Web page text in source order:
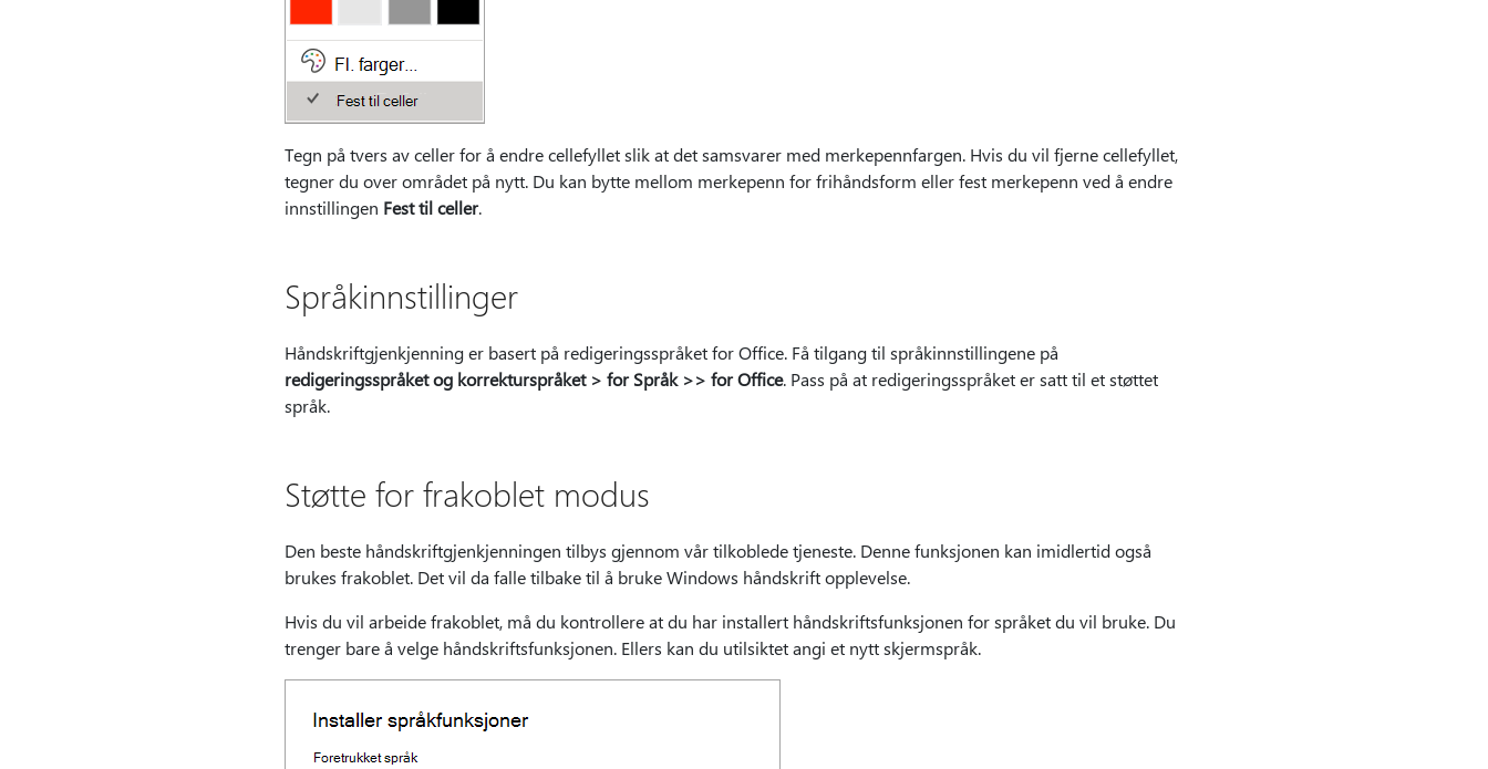
Tegn på tvers av celler for å endre cellefyllet slik at det samsvarer med merkepennfargen. Hvis du vil fjerne cellefyllet,
tegner du over området på nytt. Du kan bytte mellom merkepenn for frihåndsform eller fest merkepenn ved å endre
innstillingen Fest til celler.
Språkinnstillinger
Håndskriftgjenkjenning er basert på redigeringsspråket for Office. Få tilgang til språkinnstillingene på
redigeringsspråket og korrekturspråket > for Språk >> for Office. Pass på at redigeringsspråket er satt til et støttet
språk.
Støtte for frakoblet modus
Den beste håndskriftgjenkjenningen tilbys gjennom vår tilkoblede tjeneste. Denne funksjonen kan imidlertid også
brukes frakoblet. Det vil da falle tilbake til å bruke Windows håndskrift opplevelse.
Hvis du vil arbeide frakoblet, må du kontrollere at du har installert håndskriftsfunksjonen for språket du vil bruke. Du
trenger bare å velge håndskriftsfunksjonen. Ellers kan du utilsiktet angi et nytt skjermspråk.